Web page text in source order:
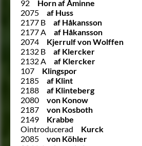
92
Horn af Åminne
2075
af Huss
2177 B
af Håkansson
2177 A
af Håkansson
2074
Kjerrulf von Wolffen
2132 B
af Klercker
2132 A
af Klercker
107
Klingspor
2185
af Klint
2188
af Klinteberg
2080
von Konow
2187
von Kosboth
2149
Krabbe
Ointroducerad
Kurck
2085
von Köhler